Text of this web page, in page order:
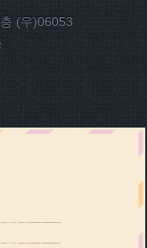
(우)06053